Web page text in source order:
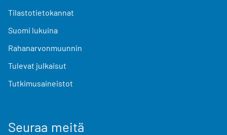
Tilastotietokannat
Suomi lukuina
Rahanarvonmuunnin
Tulevat julkaisut
Tutkimusaineistot
Seuraa meitä